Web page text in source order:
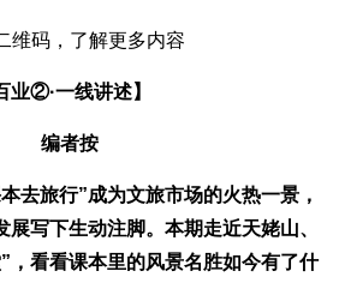
维码，了解更多内容
业②·一线讲述】
编者按
去旅行”成为文旅市场的火热一景，
展写下生动注脚。本期走近天姥山、
，看看课本里的风景名胜如今有了什